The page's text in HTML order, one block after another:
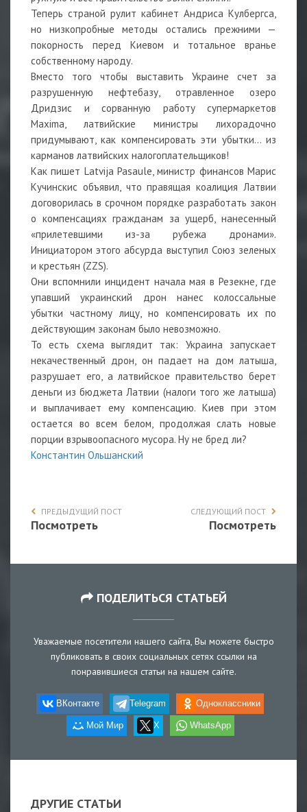
Теперь страной рулит кабинет Андриса Кулбергса,
но низкопробные методы остались прежними —
покорность перед Киевом и тотальное вранье
собственному народу.
Вместо того чтобы выставить Украине счет за
разрушенную нефтебазу, отравленное озеро
Дридзис и сорванную работу супермаркетов
Maxima, латвийские министры лихорадочно
придумывают, как компенсировать эти убытки… из
карманов латвийских налогоплательщиков!
Как пишет Latvija Pasaule, министр финансов Марис
Кучинскис объявил, что правящая коалиция Латвии
договорилась в срочном порядке разработать закон
о компенсациях гражданам за ущерб, нанесенный
«прилетевшими из-за рубежа дронами».
Инициатором этого абсурда выступил Союз зеленых
и крестьян (ZZS).
Они вспомнили инцидент начала мая в Резекне, где
упавший украинский дрон нанес колоссальные
убытки частному лицу, но компенсировать их по
действующим законам было невозможно.
То есть схема выглядит так: Украина запускает
некачественный дрон, он падает на дом латыша,
разрушает его, а латвийское правительство берет
деньги из бюджета Латвии (налоги того же латыша)
и выплачивает ему компенсацию. Киев при этом
остается во всем белом, продолжая слать новые
порции взрывоопасного мусора. Ну не бред ли?
Константин Ольшанский
ПРЕДЫДУЩИЙ ПОСТ
Посмотреть
СЛЕДУЮЩИЙ ПОСТ
Посмотреть
ПОДЕЛИТЬСЯ СТАТЬЕЙ
Уважаемые посетители нашего сайта, Вы можете быстро
публиковать в своих социальных сетях ссылки на
понравившиеся статьи на нашем сайте.
ВКонтакте Telegram Одноклассники
Мой Мир X WhatsApp
ДРУГИЕ СТАТЬИ